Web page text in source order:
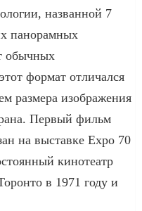
названной 7
панорамных
обычных
формат отличался
размера изображения
Первый фильм
на выставке Expo 70
кинотеатр
в 1971 году и